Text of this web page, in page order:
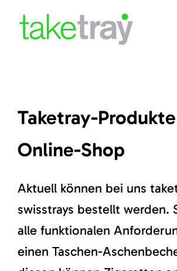
Taketray-
Online-Shop
Aktuell können bei uns
swisstrays bestellt werden.
alle funktionalen
einen Taschen-